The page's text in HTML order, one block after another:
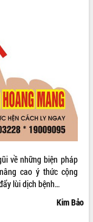
về những biện pháp
cao ý thức cộng
lùi dịch bệnh…
Kim Bảo